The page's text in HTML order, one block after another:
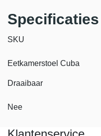
Specificaties
SKU
Eetkamerstoel Cuba
Draaibaar
Nee